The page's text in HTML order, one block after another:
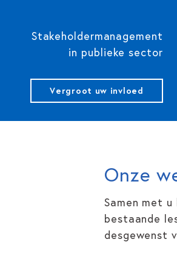
Stakeholdermanagement
in publieke sector
Vergroot uw invloed
Onze
Samen met
bestaande
desgewenst